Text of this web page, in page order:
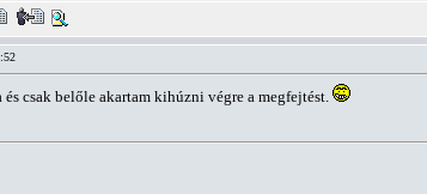
csak belőle akartam kihúzni végre a megfejtést.